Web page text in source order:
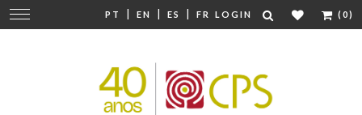
PT | EN | ES | FR LOGIN (0)
Change
navigation